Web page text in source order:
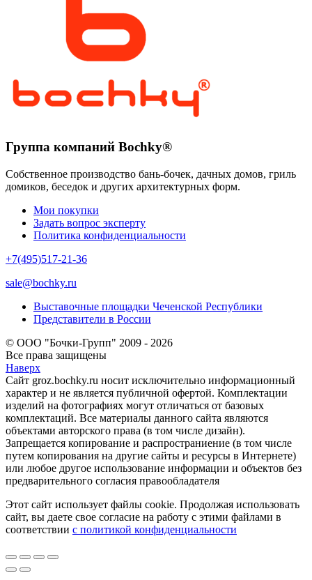
Группа компаний Bochky®
Собственное производство бань-бочек, дачных домов, гриль
домиков, беседок и других архитектурных форм.
Мои покупки
Задать вопрос эксперту
Политика конфиденциальности
+7(495)517-21-36
sale@bochky.ru
Выставочные площадки Чеченской Республики
Представители в России
© ООО "Бочки-Групп" 2009 - 2026
Все права защищены
Наверх
Сайт groz.bochky.ru носит исключительно информационный
характер и не является публичной офертой. Комплектации
изделий на фотографиях могут отличаться от базовых
комплектаций. Все материалы данного сайта являются
объектами авторского права (в том числе дизайн).
Запрещается копирование и распространиение (в том числе
путем копирования на другие сайты и ресурсы в Интернете)
или любое другое использование информации и объектов без
предварительного согласия правообладателя
Этот сайт использует файлы cookie. Продолжая использовать
сайт, вы даете свое согласие на работу с этими файлами в
соответствии с политикой конфиденциальности